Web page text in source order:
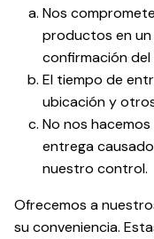
Nos
productos en un
confirmación del
El tiempo de
ubicación y
No nos
entrega
nuestro control.
Ofrecemos a
su conveniencia.